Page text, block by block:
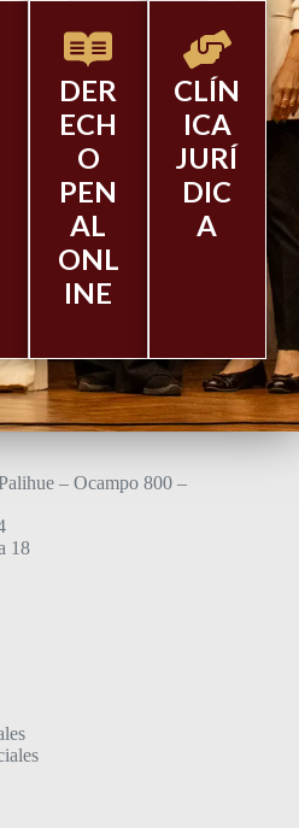
DER
ECH
O
PEN
AL
ONL
INE
CLÍN
ICA
JURÍ
DIC
A
– Ocampo 800 –
18